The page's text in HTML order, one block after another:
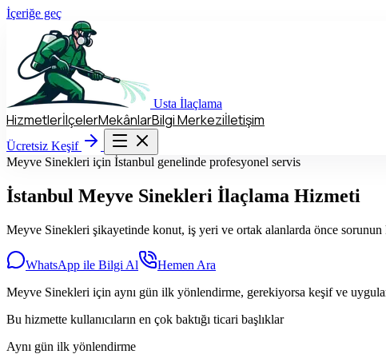
İçeriğe geç
Usta İlaçlama
HizmetlerİlçelerMekânlarBilgi Merkeziİletişim
Ücretsiz Keşif
Hizmetler İlçeler Mekânlar Bilgi Merkezi
Meyve Sinekleri için İstanbul genelinde profesyonel servis
İstanbul Meyve Sinekleri İlaçlama Hizmeti
Meyve Sinekleri şikayetinde konut, iş yeri ve ortak alanlarda önce sorunun
WhatsApp ile Bilgi Al
Hemen Ara
Meyve Sinekleri için aynı gün ilk yönlendirme, gerekiyorsa keşif ve
Bu hizmette kullanıcıların en çok baktığı ticari başlıklar
Aynı gün ilk yönlendirme